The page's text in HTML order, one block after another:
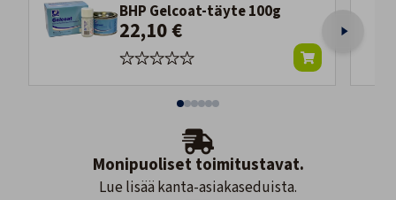
BHP Gelcoat-täyte 100g
22,10 €
Monipuoliset toimitustavat.
Lue lisää kanta-asiakaseduista.